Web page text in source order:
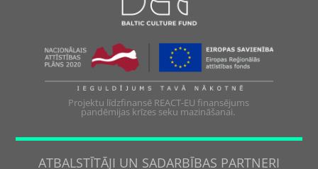
Projektu līdzfinansē REACT-EU finansējums
pandēmijas krīzes seku mazināšanai.
ATBALSTĪTĀJI UN SADARBĪBAS PARTNERI